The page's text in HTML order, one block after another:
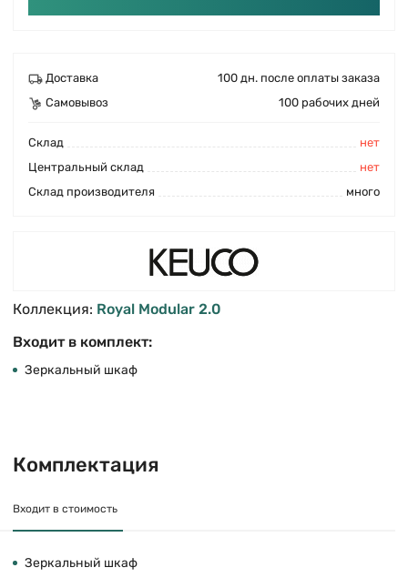
Доставка
100 дн. после оплаты заказа
Самовывоз
100 рабочих дней
Cклад
нет
Центральный склад
нет
Склад производителя
много
Коллекция: Royal Modular 2.0
Входит в комплект:
Зеркальный шкаф
Комплектация
Входит в стоимость
Зеркальный шкаф